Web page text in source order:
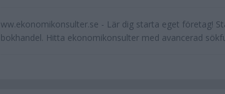
ww.ekonomikonsulter.se - Lär dig starta eget företag!
bokhandel. Hitta ekonomikonsulter med avancerad